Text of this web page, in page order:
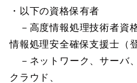
・以下の資格保有者
－高度情報処理技術者資格
情報処理安全確保支援士（
－ネットワーク、サーバ
クラウド、